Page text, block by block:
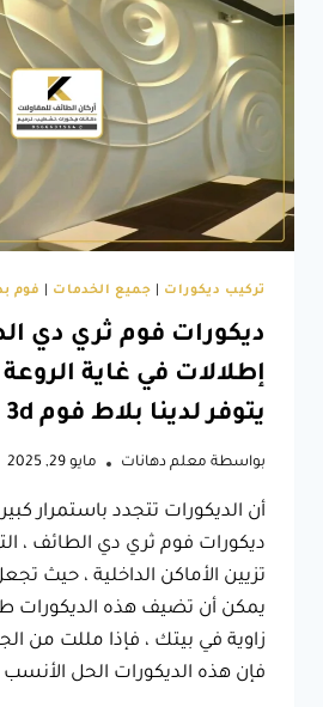
المميزة
البسيطة
مثل
إضاءة
سقف
الطائف
تركيب ديكورات جميع الخدمات فوم
ديكورات فوم ثري دي
إطلالات في غاية
يتوفر لدينا بلاط فوم 3d في الطائف
بواسطة معلم دهانات مايو 29, 2025
أن الديكورات تتجدد باستمرار
ديكورات فوم ثري دي الطائف ،
تزيين الأماكن الداخلية ، حيث
يمكن أن تضيف هذه الديكورات
زاوية في بيتك ، فإذا مللت من
فإن هذه الديكورات الحل